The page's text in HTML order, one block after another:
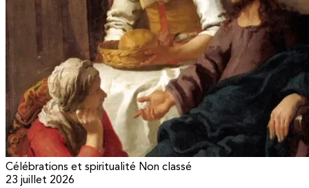
Célébrations et spiritualité Non classé
23 juillet 2026